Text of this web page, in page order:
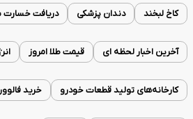
کاخ لبخند دندان پزشکی دریافت خسارت
آخرین اخبار لحظه ای قیمت طلا امروز
کارخانه‌های تولید قطعات خودرو خرید